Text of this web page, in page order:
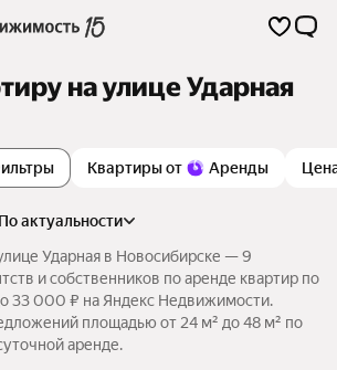
на улице Ударная
Квартиры от Аренды
по актуальности
Ударная в Новосибирске — 9
и собственников по аренде квартир по
33 000 ₽ на Яндекс Недвижимости.
площадью от 24 м² до 48 м² по
аренде.